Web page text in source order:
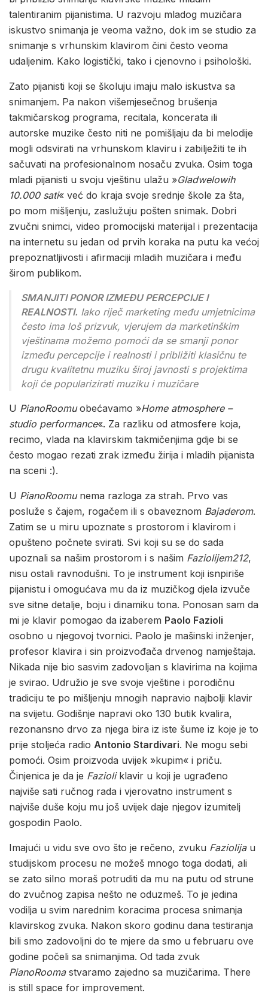
talentiranim pijanistima. U razvoju mladog muzičara
iskustvo snimanja je veoma važno, dok im se studio za
snimanje s vrhunskim klavirom čini često veoma
udaljenim. Kako logistički, tako i cjenovno i psihološki.
Zato pijanisti koji se školuju imaju malo iskustva sa
snimanjem. Pa nakon višemjesečnog brušenja
takmičarskog programa, recitala, koncerata ili
autorske muzike često niti ne pomišljaju da bi melodije
mogli odsvirati na vrhunskom klaviru i zabilježiti te ih
sačuvati na profesionalnom nosaču zvuka. Osim toga
mladi pijanisti u svoju vještinu ulažu »Gladwelowih
10.000 sati« već do kraja svoje srednje škole za šta,
po mom mišljenju, zaslužuju pošten snimak. Dobri
zvučni snimci, video promocijski materijal i prezentacija
na internetu su jedan od prvih koraka na putu ka većoj
prepoznatljivosti i afirmaciji mladih muzičara i među
širom publikom.
SMANJITI PONOR IZMEĐU PERCEPCIJE I
REALNOSTI. Iako riječ marketing među umjetnicima
često ima loš prizvuk, vjerujem da marketinškim
vještinama možemo pomoći da se smanji ponor
između percepcije i realnosti i približiti klasičnu te
drugu kvalitetnu muziku široj javnosti s projektima
koji će popularizirati muziku i muzičare
U PianoRoomuobećavamo »Home atmosphere –
studio performance«. Za razliku od atmosfere koja,
recimo, vlada na klavirskim takmičenjima gdje bi se
često mogao rezati zrak između žirija i mladih pijanista
na sceni :).
U PianoRoomunema razloga za strah. Prvo vas
posluže s čajem, rogačem ili s obaveznom Bajaderom.
Zatim se u miru upoznate s prostorom i klavirom i
opušteno počnete svirati. Svi koji su se do sada
upoznali sa našim prostorom i s našim Faziolijem212,
nisu ostali ravnodušni. To je instrument koji isnpiriše
pijanistu i omogućava mu da iz muzičkog djela izvuče
sve sitne detalje, boju i dinamiku tona. Ponosan sam da
mi je klavir pomogao da izaberem Paolo Fazioli
osobno u njegovoj tvornici. Paolo je mašinski inženjer,
profesor klavira i sin proizvođača drvenog namještaja.
Nikada nije bio sasvim zadovoljan s klavirima na kojima
je svirao. Udružio je sve svoje vještine i porodičnu
tradiciju te po mišljenju mnogih napravio najbolji klavir
na svijetu. Godišnje napravi oko 130 butik kvalira,
rezonansno drvo za njega bira iz iste šume iz koje je to
prije stoljeća radio Antonio Stardivari. Ne mogu sebi
pomoći. Osim proizvoda uvijek »kupim« i priču.
Činjenica je da je Fazioliklavir u koji je ugrađeno
najviše sati ručnog rada i vjerovatno instrument s
najviše duše koju mu još uvijek daje njegov izumitelj
gospodin Paolo.
Imajući u vidu sve ovo što je rečeno, zvuku Faziolijau
studijskom procesu ne možeš mnogo toga dodati, ali
se zato silno moraš potruditi da mu na putu od strune
do zvučnog zapisa nešto ne oduzmeš. To je jedina
vodilja u svim narednim koracima procesa snimanja
klavirskog zvuka. Nakon skoro godinu dana testiranja
bili smo zadovoljni do te mjere da smo u februaru ove
godine počeli sa snimanjima. Od tada zvuk
PianoRoomastvaramo zajedno sa muzičarima. There
is still space for improvement.